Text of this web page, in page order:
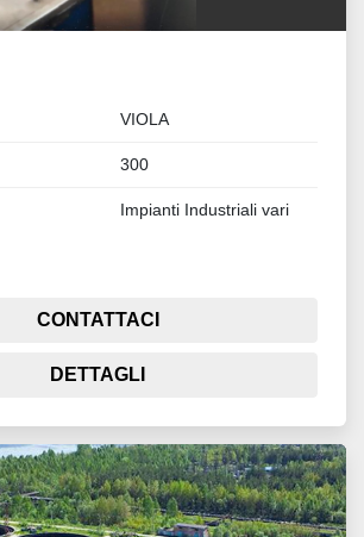
VIOLA
300
Impianti Industriali vari
CONTATTACI
DETTAGLI